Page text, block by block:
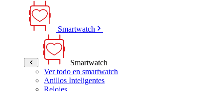
Smartwatch
Smartwatch
Ver todo en smartwatch
Anillos Inteligentes
Relojes